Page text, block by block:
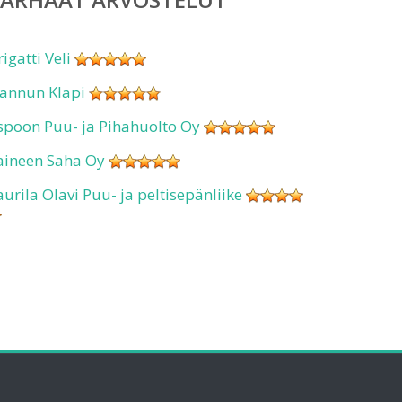
Veli
Klapi
Puu- ja Pihahuolto Oy
Saha Oy
Olavi Puu- ja peltisepänliike